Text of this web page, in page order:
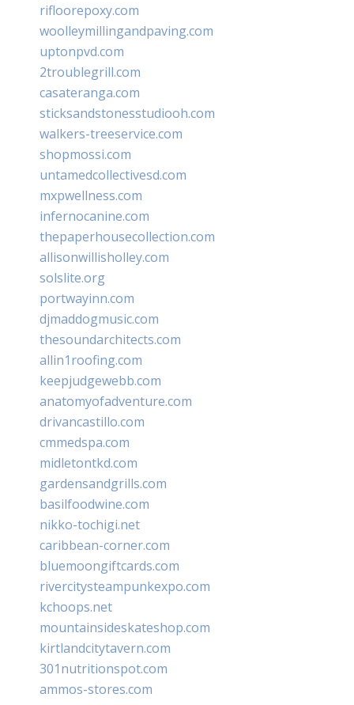
rifloorepoxy.com
woolleymillingandpaving.com
uptonpvd.com
2troublegrill.com
casateranga.com
sticksandstonesstudiooh.com
walkers-treeservice.com
shopmossi.com
untamedcollectivesd.com
mxpwellness.com
infernocanine.com
thepaperhousecollection.com
allisonwillisholley.com
solslite.org
portwayinn.com
djmaddogmusic.com
thesoundarchitects.com
allin1roofing.com
keepjudgewebb.com
anatomyofadventure.com
drivancastillo.com
cmmedspa.com
midletontkd.com
gardensandgrills.com
basilfoodwine.com
nikko-tochigi.net
caribbean-corner.com
bluemoongiftcards.com
rivercitysteampunkexpo.com
kchoops.net
mountainsideskateshop.com
kirtlandcitytavern.com
301nutritionspot.com
ammos-stores.com